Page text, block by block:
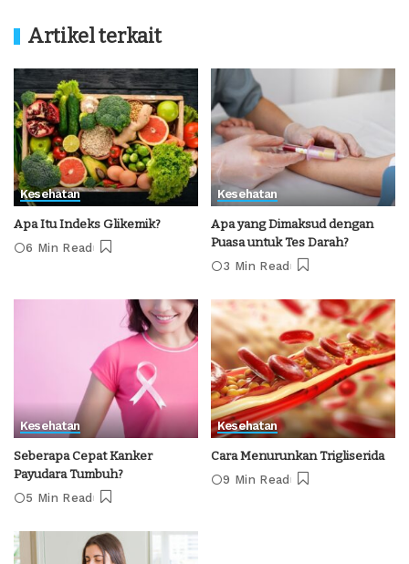
Artikel terkait
Kesehatan
Apa Itu Indeks Glikemik?
6 Min Read
Kesehatan
Apa yang Dimaksud dengan
Puasa untuk Tes Darah?
3 Min Read
Kesehatan
Seberapa Cepat Kanker
Payudara Tumbuh?
5 Min Read
Kesehatan
Cara Menurunkan Trigliserida
9 Min Read